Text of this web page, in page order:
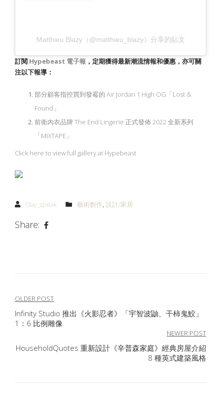
Matthieu Blazy（@matthieu_blazy）分享的貼文
訂閱 Hypebeast 電子報 ，定期獲得最新潮流情報和優惠，亦可關
注以下報導：
部分顧客指控買到發霉的 Air Jordan 1 High OG「Lost &
Found」
前衛內衣品牌 The End Lingerie 正式發佈 2022 全新系列
「MIXTAPE」
Click here to view full gallery at Hypebeast
Clay_speak 藝術創作 設計/家居
Share:
Post
navigation
OLDER POST
Infinity Studio 推出《火影忍者》「宇智波鼬、干柿鬼鮫」
1：6 比例雕像
NEWER POST
HouseholdQuotes 重新設計《辛普森家庭》經典房屋介紹
8 種英式建築風格